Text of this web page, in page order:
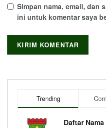
Simpan nama, email, dan
ini untuk komentar saya
Trending
Daftar